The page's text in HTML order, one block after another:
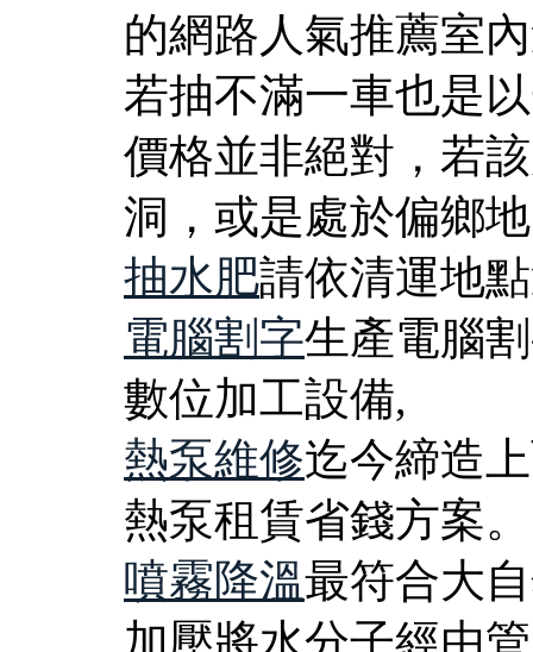
的網路人氣推薦室
若抽不滿一車也是
價格並非絕對，若
洞，或是處於偏鄉
抽水肥請依清運地
電腦割字生產電腦
數位加工設備,
熱泵維修迄今締造
熱泵租賃省錢方案。
噴霧降溫最符合大
加壓將水分子經由